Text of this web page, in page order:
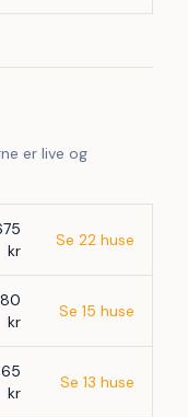
er live og
kr
Se 22 huse
kr
Se 15 huse
kr
Se 13 huse